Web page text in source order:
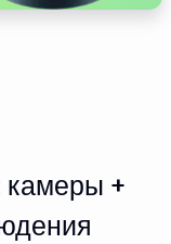
камеры +